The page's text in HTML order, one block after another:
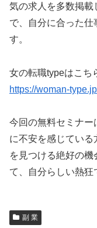
気の求人を多数掲載
で、自分に合った仕
す。
女の転職typeはこち
https://woman-
今回の無料セミナー
に不安を感じている
を見つける絶好の
て、自分らしい熱狂
副 業